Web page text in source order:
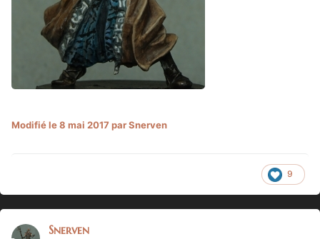
Modifiéle 8 mai 2017 par Snerven
9
Snerven